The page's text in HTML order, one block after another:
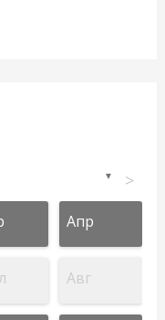
▼ >
Апр
Авг